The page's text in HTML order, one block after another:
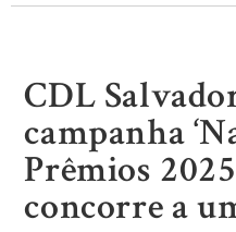
CDL
campanha
Prêmios
concorre a